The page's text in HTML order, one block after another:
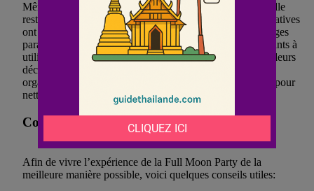
Même si la Full Moon Party est synonyme de festivités, elle
reste consciente de son impact environnemental. Des initiatives
ont été mises en place pour minimiser le dégât sur ces plages
paradisiaques. Les organisateurs encouragent les participants à
utiliser des gobelets réutilisables, à éliminer correctement leurs
déchets et à respecter la faune et la flore locales. Plusieurs
organismes locaux travaillent également en collaboration pour
nettoyer les plages après chaque événement.
Conseils pour profiter pleinement de la fête
Afin de vivre l’expérience de la Full Moon Party de la
meilleure manière possible, voici quelques conseils utiles: